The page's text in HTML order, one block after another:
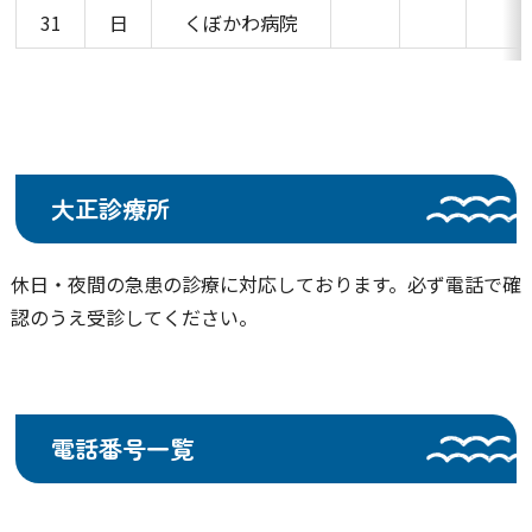
31
日 くぼかわ病院
大正診療所
休日・夜間の急患の診療に対応しております。必ず電話で確
認のうえ受診してください。
電話番号一覧